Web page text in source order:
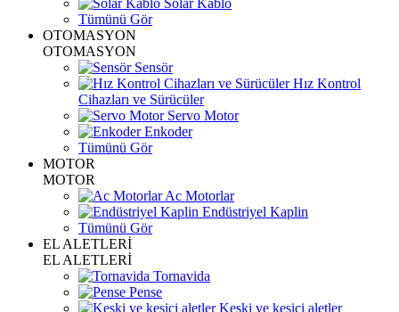
Solar Kablo
Tümünü Gör
OTOMASYON
OTOMASYON
Sensör
Hız Kontrol
Cihazları ve Sürücüler
Servo Motor
Enkoder
Tümünü Gör
MOTOR
MOTOR
Ac Motorlar
Endüstriyel Kaplin
Tümünü Gör
EL ALETLERİ
EL ALETLERİ
Tornavida
Pense
Keski ve kesici aletler